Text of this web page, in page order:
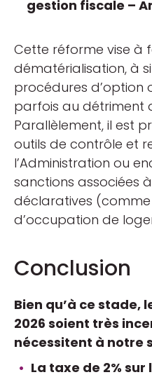
gestion fiscale –
Cette réforme vise à
dématérialisation, à
procédures d’option
parfois au détriment
Parallèlement, il est
outils de contrôle et
l’Administration ou
sanctions associées
déclaratives
d’occupation de
Conclusion
Bien qu’à ce stade,
2026 soient très
nécessitent à notre
La taxe de 2% sur